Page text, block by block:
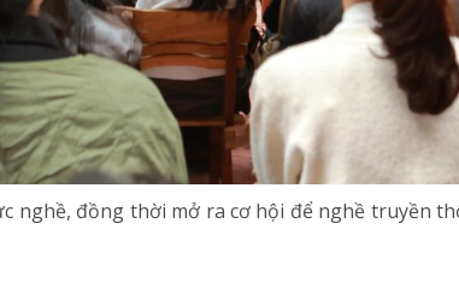
nghề, đồng thời mở ra cơ hội để nghề truyền